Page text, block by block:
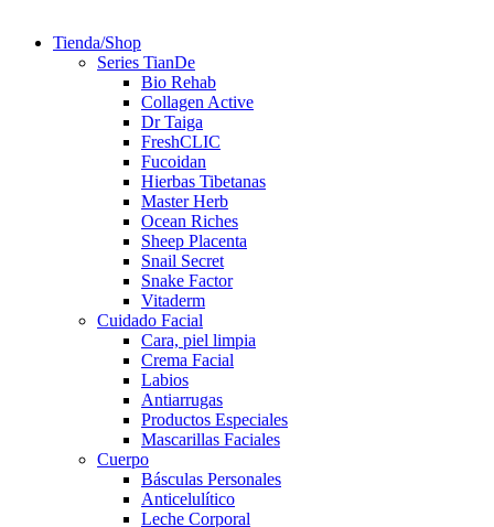
Tienda/Shop
Series TianDe
Bio Rehab
Collagen Active
Dr Taiga
FreshCLIC
Fucoidan
Hierbas Tibetanas
Master Herb
Ocean Riches
Sheep Placenta
Snail Secret
Snake Factor
Vitaderm
Cuidado Facial
Cara, piel limpia
Crema Facial
Labios
Antiarrugas
Productos Especiales
Mascarillas Faciales
Cuerpo
Básculas Personales
Anticelulítico
Leche Corporal